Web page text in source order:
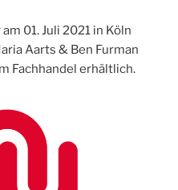
01. Juli 2021 in Köln
Aarts & Ben Furman
Fachhandel erhältlich.